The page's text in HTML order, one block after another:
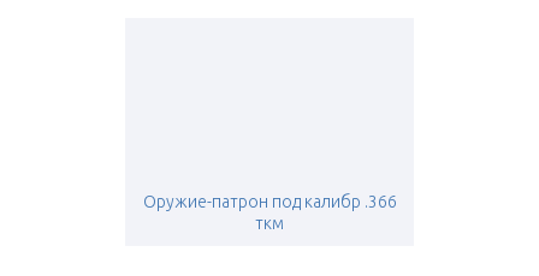
Оружие-патрон под калибр .366
ткм